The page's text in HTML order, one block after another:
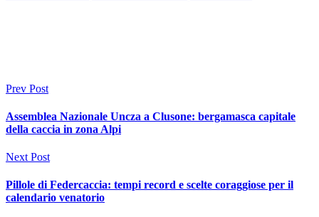
Prev Post
Assemblea Nazionale Uncza a Clusone: bergamasca capitale
della caccia in zona Alpi
Next Post
Pillole di Federcaccia: tempi record e scelte coraggiose per il
calendario venatorio